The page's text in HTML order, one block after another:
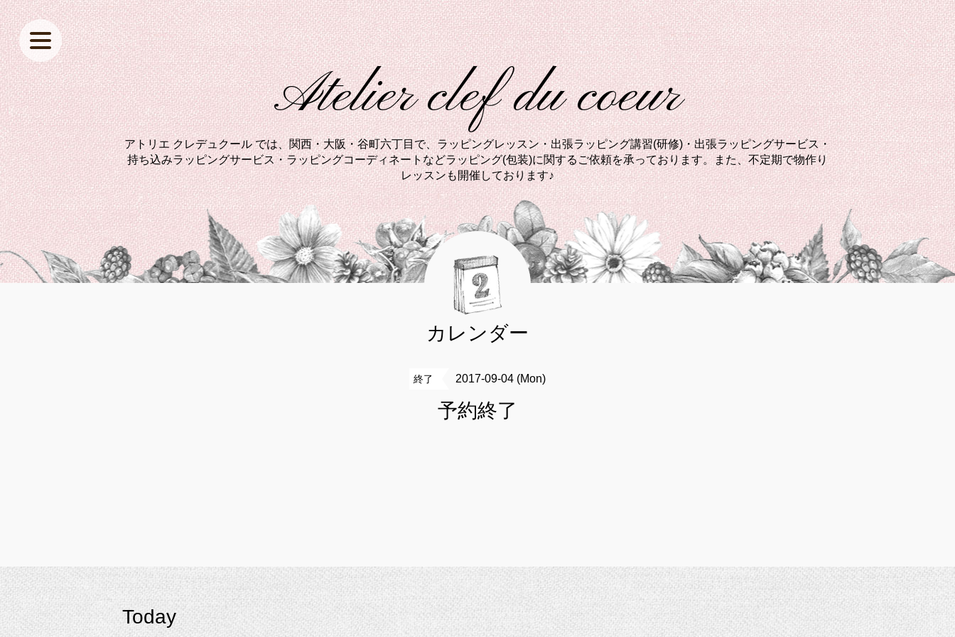
Atelier clef du coeur
アトリエ クレデュクール では、関西・大阪・谷町六丁目で、ラッピングレッスン・出張ラッピング講習(研修)・出張ラッピングサービス・
持ち込みラッピングサービス・ラッピングコーディネートなどラッピング(包装)に関するご依頼を承っております。また、不定期で物作り
レッスンも開催しております♪
カレンダー
終了 2017-09-04 (Mon)
予約終了
Today